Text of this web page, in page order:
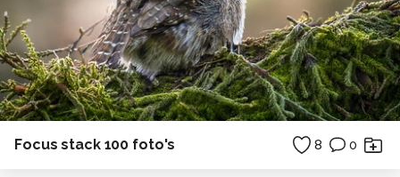
Focus stack 100 foto's 8 0